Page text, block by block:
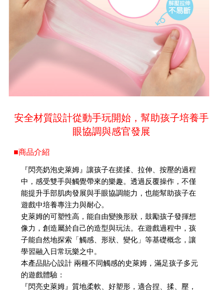
安全材質設計從動手玩開始，幫助孩子培養手
眼協調與感官發展
■商品介紹
『閃亮奶泡史萊姆』讓孩子在搓揉、拉伸、按壓的過程
中，感受雙手與觸覺帶來的樂趣。透過反覆操作，不僅
能提升手部肌肉發展與手眼協調能力，也能幫助孩子在
遊戲中培養專注力與耐心。
史萊姆的可塑性高，能自由變換形狀，鼓勵孩子發揮想
像力，創造屬於自己的造型與玩法。在遊戲過程中，孩
子能自然地探索「觸感、形狀、變化」等基礎概念，讓
學習融入日常玩樂之中。
本產品貼心設計 兩種不同觸感的史萊姆，滿足孩子多元
的遊戲體驗：
『閃亮史萊姆』質地柔軟、好塑形，適合捏、揉、壓，